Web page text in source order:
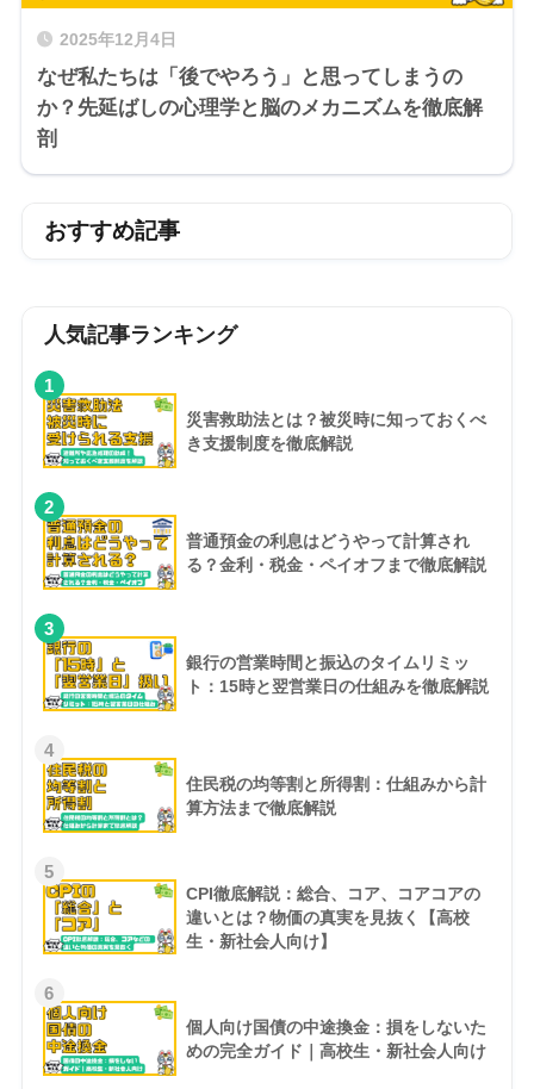
2025年12月4日
なぜ私たちは「後でやろう」と思ってしまうの
か？先延ばしの心理学と脳のメカニズムを徹底解
剖
おすすめ記事
人気記事ランキング
1
災害救助法とは？被災時に知っておくべ
き支援制度を徹底解説
2
普通預金の利息はどうやって計算され
る？金利・税金・ペイオフまで徹底解説
3
銀行の営業時間と振込のタイムリミッ
ト：15時と翌営業日の仕組みを徹底解説
4
住民税の均等割と所得割：仕組みから計
算方法まで徹底解説
5
CPI徹底解説：総合、コア、コアコアの
違いとは？物価の真実を見抜く【高校
生・新社会人向け】
6
個人向け国債の中途換金：損をしないた
めの完全ガイド｜高校生・新社会人向け